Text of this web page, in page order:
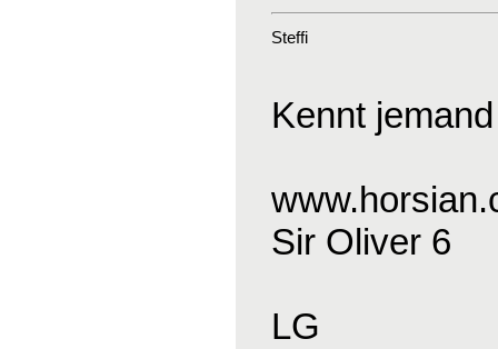
Steffi
Kennt
Sir Oliver 6
LG